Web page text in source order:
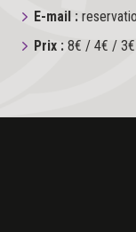
E-mail :
Prix : 8€ / 4€ / 3€